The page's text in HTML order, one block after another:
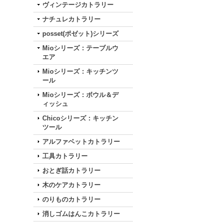
ヴィンテージカトラリー
ナチュレカトラリー
posset(ポゼット)シリーズ
Mioシリーズ：テーブルウ
エア
Mioシリーズ：キッチンツ
ール
Mioシリーズ：ボウル＆デ
ィッシュ
Chicoシリーズ：キッチン
ツール
アルファベットカトラリー
工具カトラリー
おとぎ話カトラリー
木のケアカトラリー
のりものカトラリー
消しゴムはんこカトラリー